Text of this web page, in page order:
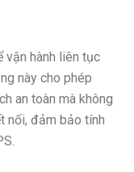
vận hành liên tục
này cho phép
an toàn mà không
nối, đảm bảo tính